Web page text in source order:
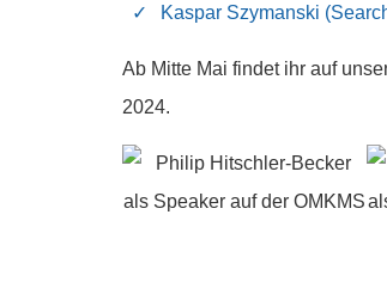
Kaspar Szymanski
Ab Mitte Mai findet ihr auf
2024.